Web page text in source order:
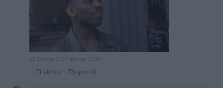
· Ti stimo · Rispondi